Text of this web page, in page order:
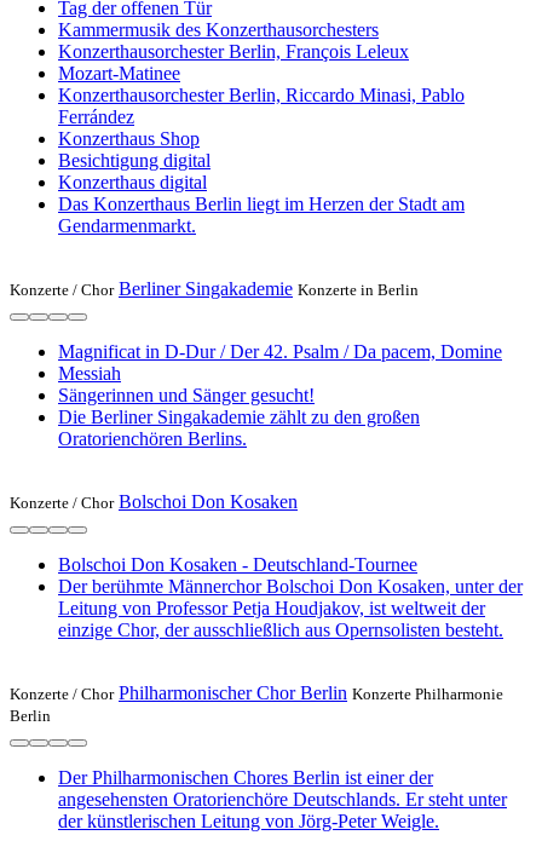
Tag der offenen Tür
Kammermusik des Konzerthausorchesters
Konzerthausorchester Berlin, François Leleux
Mozart-Matinee
Konzerthausorchester Berlin, Riccardo Minasi, Pablo
Ferrández
Konzerthaus Shop
Besichtigung digital
Konzerthaus digital
Das Konzerthaus Berlin liegt im Herzen der Stadt am
Gendarmenmarkt.
Konzerte / Chor Berliner Singakademie Konzerte in Berlin
Magnificat in D-Dur / Der 42. Psalm / Da pacem, Domine
Messiah
Sängerinnen und Sänger gesucht!
Die Berliner Singakademie zählt zu den großen
Oratorienchören Berlins.
Konzerte / Chor Bolschoi Don Kosaken
Bolschoi Don Kosaken - Deutschland-Tournee
Der berühmte Männerchor Bolschoi Don Kosaken, unter der
Leitung von Professor Petja Houdjakov, ist weltweit der
einzige Chor, der ausschließlich aus Opernsolisten besteht.
Konzerte / Chor Philharmonischer Chor Berlin Konzerte Philharmonie
Berlin
Der Philharmonischen Chores Berlin ist einer der
angesehensten Oratorienchöre Deutschlands. Er steht unter
der künstlerischen Leitung von Jörg-Peter Weigle.